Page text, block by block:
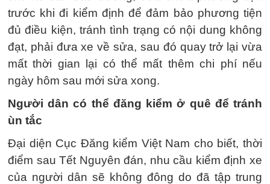
trước khi đi kiểm định để đảm bảo phương tiện
đủ điều kiện, tránh tình trạng có nội dung không
đạt, phải đưa xe về sửa, sau đó quay trở lại vừa
mất thời gian lại có thể mất thêm chi phí nếu
ngày hôm sau mới sửa xong.
Người dân có thể đăng kiểm ở quê để tránh
ùn tắc
Đại diện Cục Đăng kiểm Việt Nam cho biết, thời
điểm sau Tết Nguyên đán, nhu cầu kiểm định xe
của người dân sẽ không đông do đã tập trung